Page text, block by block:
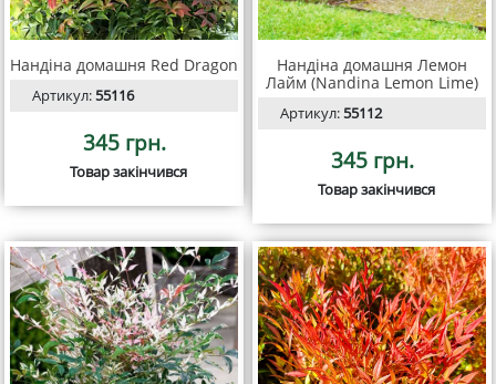
Нандіна домашня Red Dragon
Артикул:55116
345 грн.
Товар закінчився
Нандіна домашня Лемон
Лайм (Nandina Lemon Lime)
Артикул:55112
345 грн.
Товар закінчився